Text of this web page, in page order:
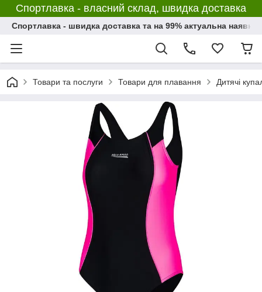
Спортлавка - власний склад, швидка доставка
Спортлавка - швидка доставка та на 99% актуальна
Товари та послуги Товари для плавання Дитячі